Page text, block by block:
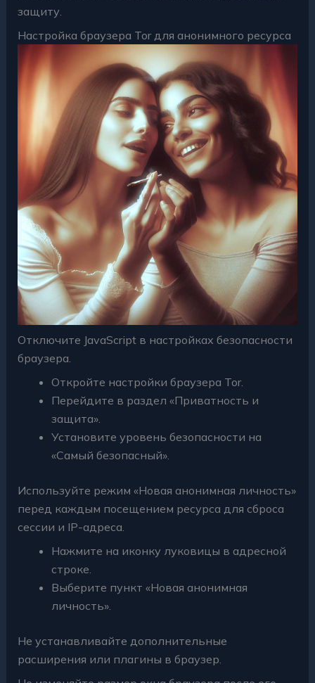
защиту.
Настройка браузера Tor для анонимного ресурса
Отключите JavaScript в настройках безопасности
браузера.
Откройте настройки браузера Tor.
Перейдите в раздел «Приватность и
защита».
Установите уровень безопасности на
«Самый безопасный».
Используйте режим «Новая анонимная личность»
перед каждым посещением ресурса для сброса
сессии и IP-адреса.
Нажмите на иконку луковицы в адресной
строке.
Выберите пункт «Новая анонимная
личность».
Не устанавливайте дополнительные
расширения или плагины в браузер.